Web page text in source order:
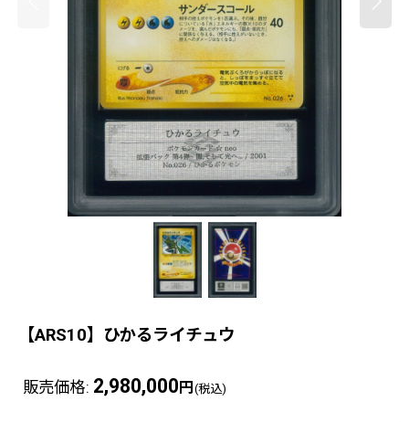
【ARS10】ひかるライチュウ
販売価格: 2,980,000 円 (税込)